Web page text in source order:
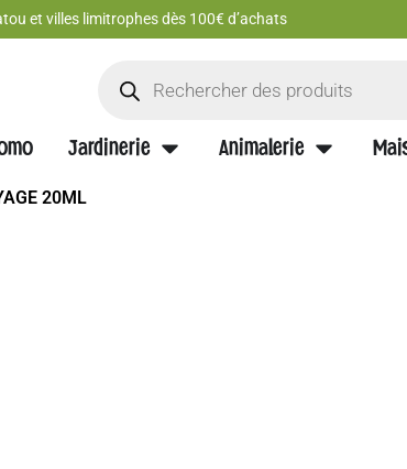
et villes limitrophes dès 100€ d’achats
Jardinerie Animalerie
20ML